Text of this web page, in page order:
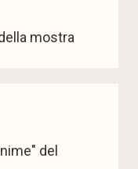
mostra
del